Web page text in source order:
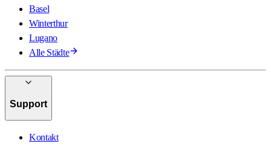
Basel
Winterthur
Lugano
Alle Städte
Support
Kontakt